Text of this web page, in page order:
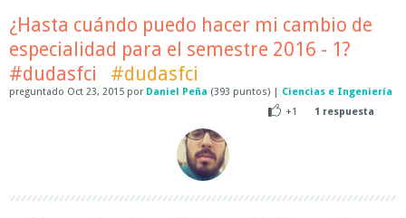
¿Hasta cuándo puedo hacer mi cambio de
especialidad para el semestre 2016 - 1?
#dudasfci
#dudasfci
preguntado Oct 23, 2015 por Daniel Peña (393 puntos) | Ciencias e Ingeniería
+1
1 respuesta